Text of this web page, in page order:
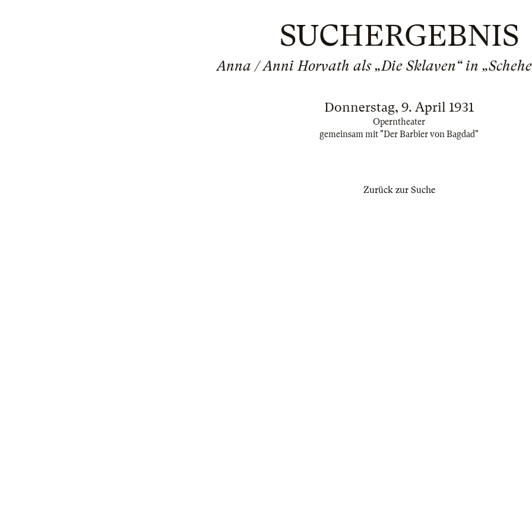
SUCHERGEBNIS
Anna / Anni Horvath als „Die Sklaven“ in
Donnerstag, 9. April 1931
Operntheater
gemeinsam mit "Der Barbier von Bagdad"
Zurück zur Suche